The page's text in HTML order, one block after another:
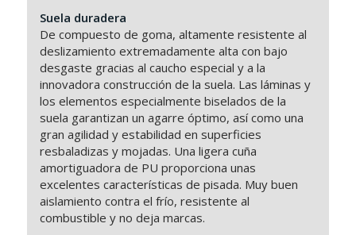
Suela duradera
De compuesto de goma, altamente resistente al
deslizamiento extremadamente alta con bajo
desgaste gracias al caucho especial y a la
innovadora construcción de la suela. Las láminas y
los elementos especialmente biselados de la
suela garantizan un agarre óptimo, así como una
gran agilidad y estabilidad en superficies
resbaladizas y mojadas. Una ligera cuña
amortiguadora de PU proporciona unas
excelentes características de pisada. Muy buen
aislamiento contra el frío, resistente al
combustible y no deja marcas.